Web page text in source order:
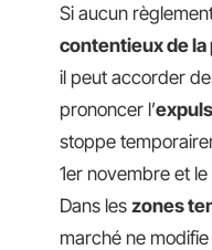
Si aucun
contentieux de
il peut accorder
prononcer l’
stoppe
1er novembre et
Dans les zones
marché ne